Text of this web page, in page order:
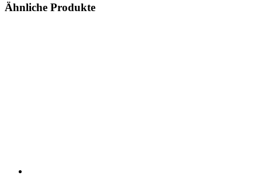
Ähnliche Produkte